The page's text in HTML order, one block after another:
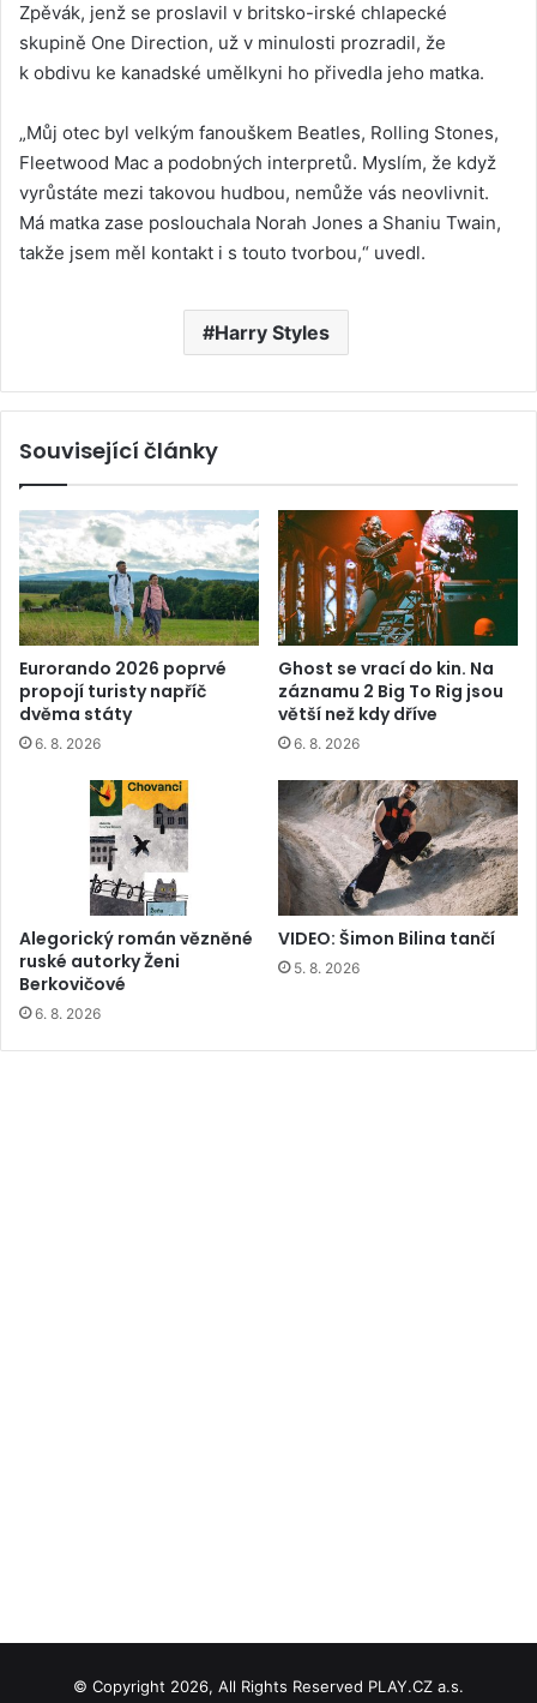
Zpěvák, jenž se proslavil v britsko-irské chlapecké
skupině One Direction, už v minulosti prozradil, že
k obdivu ke kanadské umělkyni ho přivedla jeho matka.
„Můj otec byl velkým fanouškem Beatles, Rolling Stones,
Fleetwood Mac a podobných interpretů. Myslím, že když
vyrůstáte mezi takovou hudbou, nemůže vás neovlivnit.
Má matka zase poslouchala Norah Jones a Shaniu Twain,
takže jsem měl kontakt i s touto tvorbou,“ uvedl.
Harry Styles
Související články
Eurorando 2026 poprvé
propojí turisty napříč
dvěma státy
6. 8. 2026
Ghost se vrací do kin. Na
záznamu 2 Big To Rig jsou
větší než kdy dříve
6. 8. 2026
Alegorický román vězněné
ruské autorky Ženi
Berkovičové
6. 8. 2026
VIDEO: Šimon Bilina tančí
5. 8. 2026
© Copyright 2026, All Rights Reserved PLAY.CZ a.s.